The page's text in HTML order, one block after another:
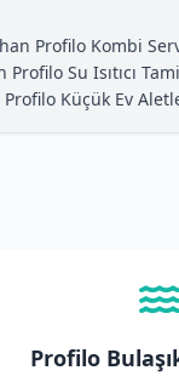
Profilo Kombi
Su Isıtıcı
Küçük Ev
Profilo